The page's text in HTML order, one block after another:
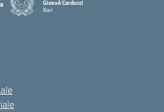
Giosuè Carducci
Bari